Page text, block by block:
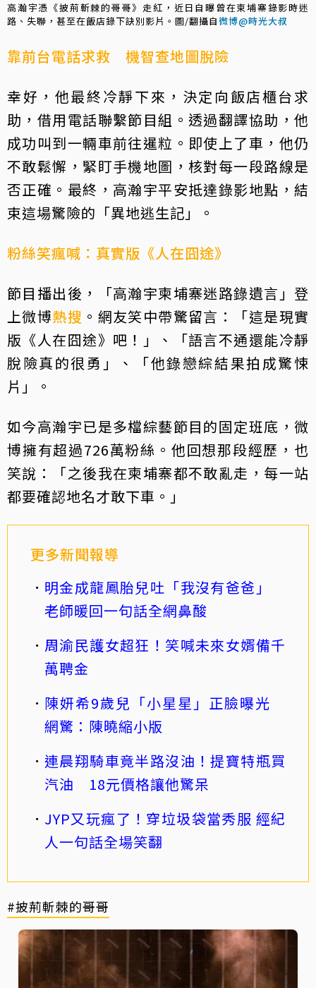
高瀚宇憑《披荊斬棘的哥哥》走紅，近日自曝曾在柬埔寨錄影時迷
路、失聯，甚至在飯店錄下訣別影片。圖/翻攝自微博@時光大叔
靠前台電話求救 機智查地圖脫險
幸好，他最終冷靜下來，決定向飯店櫃台求
助，借用電話聯繫節目組。透過翻譯協助，他
成功叫到一輛車前往暹粒。即使上了車，他仍
不敢鬆懈，緊盯手機地圖，核對每一段路線是
否正確。最終，高瀚宇平安抵達錄影地點，結
束這場驚險的「異地逃生記」。
粉絲笑瘋喊：真實版《人在囧途》
節目播出後，「高瀚宇柬埔寨迷路錄遺言」登
上微博熱搜 。網友笑中帶驚留言：「這是現實
版《人在囧途》吧！」、「語言不通還能冷靜
脫險真的很勇」、「他錄戀綜結果拍成驚悚
片」。
如今高瀚宇已是多檔綜藝節目的固定班底，微
博擁有超過726萬粉絲。他回想那段經歷，也
笑說：「之後我在柬埔寨都不敢亂走，每一站
都要確認地名才敢下車。」
更多新聞報導
明金成龍鳳胎兒吐「我沒有爸爸」
老師暖回一句話全網鼻酸
周渝民護女超狂！笑喊未來女婿備千
萬聘金
陳妍希9歲兒「小星星」正臉曝光
網驚：陳曉縮小版
連晨翔騎車竟半路沒油！提寶特瓶買
汽油 18元價格讓他驚呆
JYP又玩瘋了！穿垃圾袋當秀服 經紀
人一句話全場笑翻
#披荊斬棘的哥哥